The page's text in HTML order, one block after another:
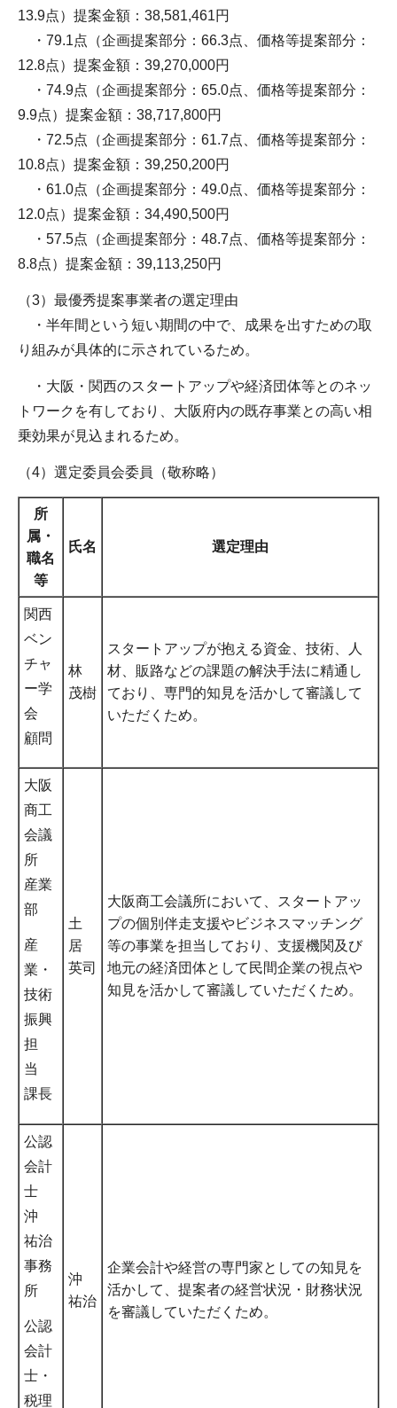
13.9点）提案金額：38,581,461円
・79.1点（企画提案部分：66.3点、価格等提案部分：
12.8点）提案金額：39,270,000円
・74.9点（企画提案部分：65.0点、価格等提案部分：
9.9点）提案金額：38,717,800円
・72.5点（企画提案部分：61.7点、価格等提案部分：
10.8点）提案金額：39,250,200円
・61.0点（企画提案部分：49.0点、価格等提案部分：
12.0点）提案金額：34,490,500円
・57.5点（企画提案部分：48.7点、価格等提案部分：
8.8点）提案金額：39,113,250円
（3）最優秀提案事業者の選定理由
・半年間という短い期間の中で、成果を出すための取
り組みが具体的に示されているため。
・大阪・関西のスタートアップや経済団体等とのネッ
トワークを有しており、大阪府内の既存事業との高い相
乗効果が見込まれるため。
（4）選定委員会委員（敬称略）
所
属・
職名
等
氏名 選定理由
関西
ベン
チャ
ー学
会
顧問
林
茂樹
スタートアップが抱える資金、技術、人
材、販路などの課題の解決手法に精通し
ており、専門的知見を活かして審議して
いただくため。
大阪
商工
会議
所
産業
部
産
業・
技術
振興
担
当
課長
土
居
英司
大阪商工会議所において、スタートアッ
プの個別伴走支援やビジネスマッチング
等の事業を担当しており、支援機関及び
地元の経済団体として民間企業の視点や
知見を活かして審議していただくため。
公認
会計
士
沖
祐治
事務
所
公認
会計
士・
税理
沖
祐治
企業会計や経営の専門家としての知見を
活かして、提案者の経営状況・財務状況
を審議していただくため。